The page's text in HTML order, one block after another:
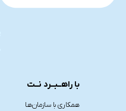
با راهــبــرد نــت
همکاری با سازمان‌هـا